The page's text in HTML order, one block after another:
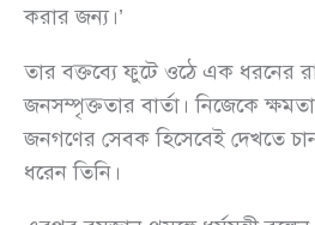
করার জন্য।’
তার বক্তব্যে ফুটে ওঠে এক ধরনের
জনসম্পৃক্ততার বার্তা। নিজেকে
জনগণের সেবক হিসেবেই দেখতে
ধরেন তিনি।